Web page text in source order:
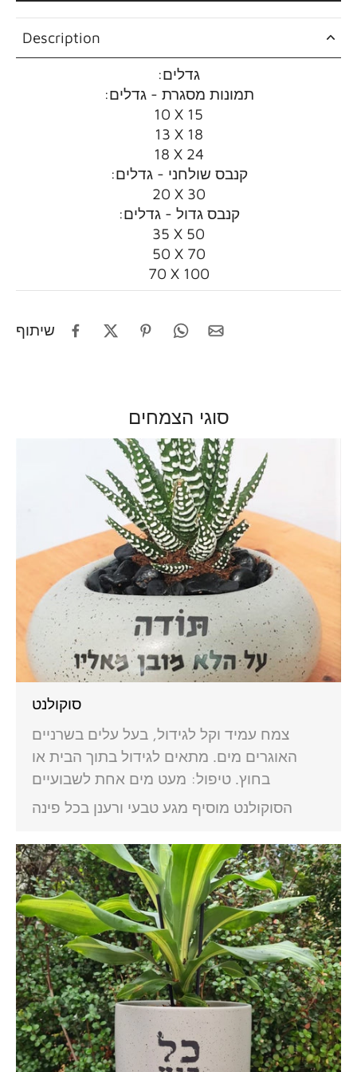
Description
:גדלים
:תמונות מסגרת - גדלים
10 X 15
13 X 18
18 X 24
:קנבס שולחני - גדלים
20 X 30
:קנבס גדול - גדלים
35 X 50
50 X 70
70 X 100
שיתוף
סוגי הצמחים
סוקולנט
צמח עמיד וקל לגידול, בעל עלים בשרניים
האוגרים מים. מתאים לגידול בתוך הבית או
בחוץ. טיפול: מעט מים אחת לשבועיים
הסוקולנט מוסיף מגע טבעי ורענן בכל פינה